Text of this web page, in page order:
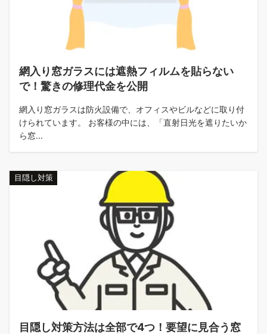
網入り窓ガラスには遮熱フィルムを貼らない
で！驚きの修理代金を公開
網入り窓ガラスは防火設備で、オフィスやビルなどに取り付
けられています。 お客様の中には、「直射日光を遮りたいか
ら窓...
目隠し対策
目隠し対策方法は全部で4つ！要望に見合う窓